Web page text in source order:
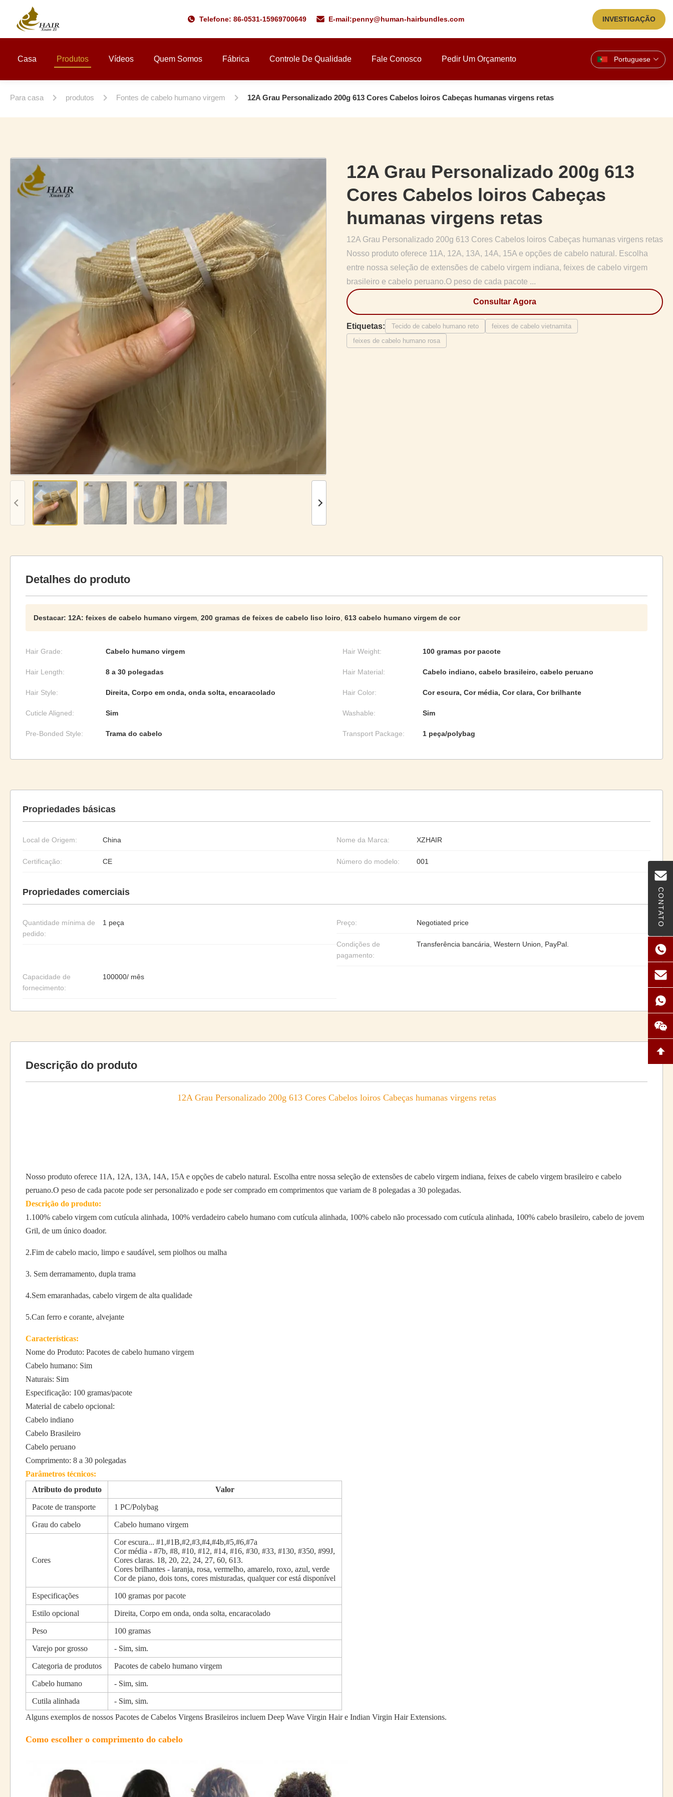
Telefone: 86-0531-15969700649 E-mail:penny@human-hairbundles.com INVESTIGAÇÃO
Casa Produtos Vídeos Quem Somos Fábrica Controle De Qualidade Fale Conosco Pedir Um Orçamento Portuguese
CONTATO
Para casa produtos Fontes de cabelo humano virgem 12A Grau Personalizado 200g 613 Cores Cabelos loiros Cabeças humanas virgens retas
12A Grau Personalizado 200g 613
Cores Cabelos loiros Cabeças
humanas virgens retas
12A Grau Personalizado 200g 613 Cores Cabelos loiros Cabeças humanas virgens retas
Nosso produto oferece 11A, 12A, 13A, 14A, 15A e opções de cabelo natural. Escolha
entre nossa seleção de extensões de cabelo virgem indiana, feixes de cabelo virgem
brasileiro e cabelo peruano.O peso de cada pacote ...
Consultar Agora
Etiquetas: Tecido de cabelo humano reto
feixes de cabelo vietnamita
feixes de cabelo humano rosa
Detalhes do produto
Destacar: 12A: feixes de cabelo humano virgem 200 gramas de feixes de cabelo liso loiro 613 cabelo humano virgem de cor
Hair Grade: Cabelo humano virgem Hair Weight: 100 gramas por pacote
Hair Length: 8 a 30 polegadas Hair Material: Cabelo indiano, cabelo brasileiro, cabelo peruano
Hair Style: Direita, Corpo em onda, onda solta, encaracolado Hair Color: Cor escura, Cor média, Cor clara, Cor brilhante
Cuticle Aligned: Sim Washable: Sim
Pre-Bonded Style: Trama do cabelo Transport Package: 1 peça/polybag
Propriedades básicas
Local de Origem: China Nome da Marca: XZHAIR
Certificação: CE Número do modelo: 001
Propriedades comerciais
Quantidade mínima de
pedido:
1 peça Preço: Negotiated price
Condições de
pagamento:
Transferência bancária, Western Union, PayPal.
Capacidade de
fornecimento:
100000/ mês
Descrição do produto
12A Grau Personalizado 200g 613 Cores Cabelos loiros Cabeças humanas virgens retas
Nosso produto oferece 11A, 12A, 13A, 14A, 15A e opções de cabelo natural. Escolha entre nossa seleção de extensões de cabelo virgem indiana, feixes de cabelo virgem brasileiro e cabelo
peruano.O peso de cada pacote pode ser personalizado e pode ser comprado em comprimentos que variam de 8 polegadas a 30 polegadas.
Descrição do produto:
1.100% cabelo virgem com cutícula alinhada, 100% verdadeiro cabelo humano com cutícula alinhada, 100% cabelo não processado com cutícula alinhada, 100% cabelo brasileiro, cabelo de jovem
Gril, de um único doador.
2.Fim de cabelo macio, limpo e saudável, sem piolhos ou malha
3. Sem derramamento, dupla trama
4.Sem emaranhadas, cabelo virgem de alta qualidade
5.Can ferro e corante, alvejante
Características:
Nome do Produto: Pacotes de cabelo humano virgem
Cabelo humano: Sim
Naturais: Sim
Especificação: 100 gramas/pacote
Material de cabelo opcional:
Cabelo indiano
Cabelo Brasileiro
Cabelo peruano
Comprimento: 8 a 30 polegadas
Parâmetros técnicos:
Atributo do produto
Valor
Pacote de transporte 1 PC/Polybag
Grau do cabelo Cabelo humano virgem
Cores
Cor escura... #1,#1B,#2,#3,#4,#4b,#5,#6,#7a
Cor média - #7b, #8, #10, #12, #14, #16, #30, #33, #130, #350, #99J,
Cores claras. 18, 20, 22, 24, 27, 60, 613.
Cores brilhantes - laranja, rosa, vermelho, amarelo, roxo, azul, verde
Cor de piano, dois tons, cores misturadas, qualquer cor está disponível
Especificações 100 gramas por pacote
Estilo opcional Direita, Corpo em onda, onda solta, encaracolado
Peso 100 gramas
Varejo por grosso - Sim, sim.
Categoria de produtos Pacotes de cabelo humano virgem
Cabelo humano - Sim, sim.
Cutila alinhada
- Sim, sim.
Alguns exemplos de nossos Pacotes de Cabelos Virgens Brasileiros incluem Deep Wave Virgin Hair e Indian Virgin Hair Extensions.
Como escolher o comprimento do cabelo